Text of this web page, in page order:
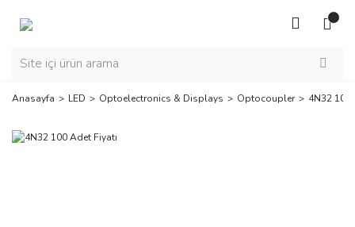
Anasayfa LED Optoelectronics & Displays Optocoupler 4N32 100